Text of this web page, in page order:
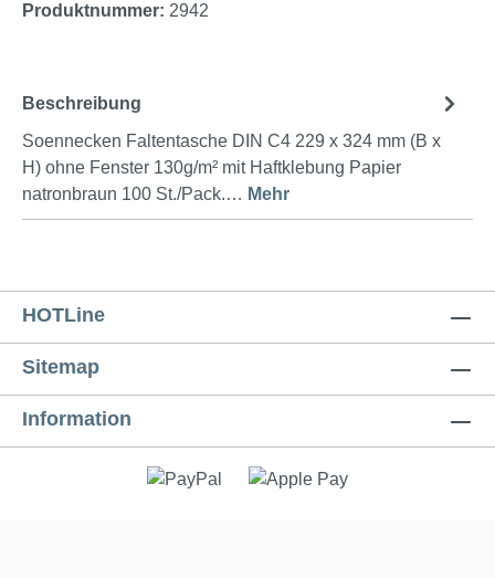
Produktnummer: 2942
Beschreibung
Soennecken Faltentasche DIN C4 229 x 324 mm (B x
H) ohne Fenster 130g/m² mit Haftklebung Papier
natronbraun 100 St./Pack.… Mehr
HOTLine
Sitemap
Information